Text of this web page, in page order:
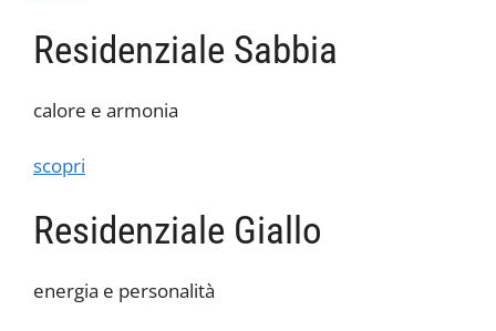
Residenziale Sabbia
calore e armonia
scopri
Residenziale Giallo
energia e personalità